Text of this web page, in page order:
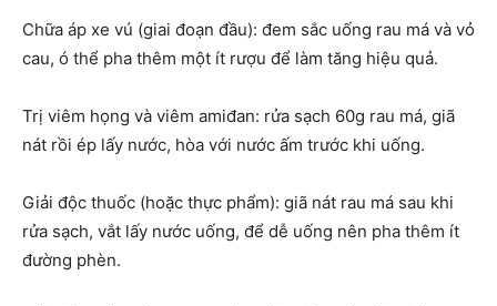
Chữa áp xe vú (giai đoạn đầu): đem sắc uống rau má và vỏ
cau, ó thể pha thêm một ít rượu để làm tăng hiệu quả.
Trị viêm họng và viêm amiđan: rửa sạch 60g rau má, giã
nát rồi ép lấy nước, hòa với nước ấm trước khi uống.
Giải độc thuốc (hoặc thực phẩm): giã nát rau má sau khi
rửa sạch, vắt lấy nước uống, để dễ uống nên pha thêm ít
đường phèn.